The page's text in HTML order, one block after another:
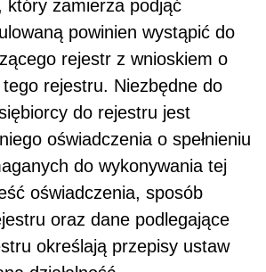
który zamierza podjąć
powinien wystąpić do
rejestr z wnioskiem o
rejestru. Niezbędne do
do rejestru jest
oświadczenia o spełnieniu
do wykonywania tej
oświadczenia, sposób
oraz dane podlegające
określają przepisy ustaw